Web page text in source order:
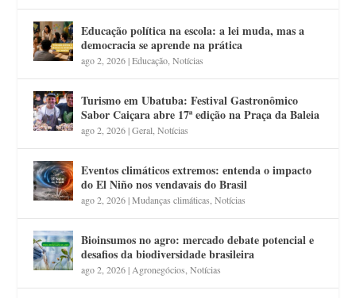
Educação política na escola: a lei muda, mas a
democracia se aprende na prática
ago 2, 2026|Educação ,Notícias
Turismo em Ubatuba: Festival Gastronômico
Sabor Caiçara abre 17ª edição na Praça da Baleia
ago 2, 2026|Geral ,Notícias
Eventos climáticos extremos: entenda o impacto
do El Niño nos vendavais do Brasil
ago 2, 2026|Mudanças climáticas ,Notícias
Bioinsumos no agro: mercado debate potencial e
desafios da biodiversidade brasileira
ago 2, 2026| Agronegócios ,Notícias